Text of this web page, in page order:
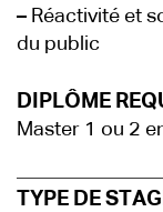
– Réactivité et
du public
DIPLÔME
Master 1 ou 2
TYPE DE